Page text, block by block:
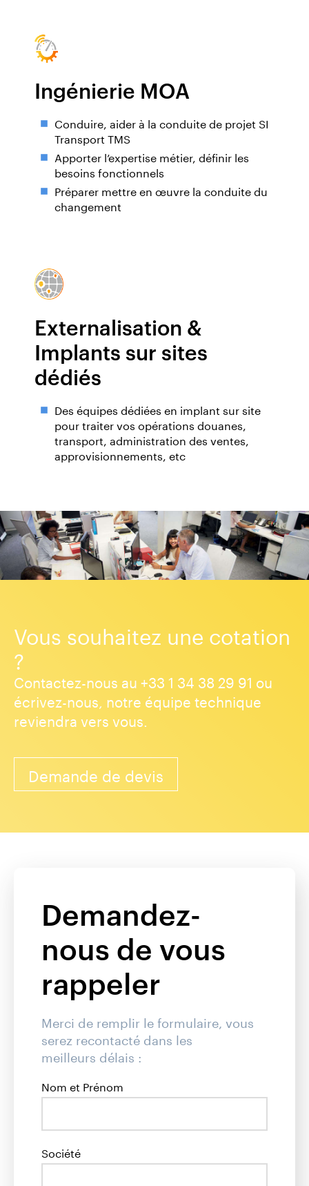
Ingénierie MOA
Conduire, aider à la conduite de projet SI
Transport TMS
Apporter l’expertise métier, définir les
besoins fonctionnels
Préparer mettre en œuvre la conduite du
changement
Externalisation &
Implants sur sites
dédiés
Des équipes dédiées en implant sur site
pour traiter vos opérations douanes,
transport, administration des ventes,
approvisionnements, etc
Vous souhaitez une cotation
?
Contactez-nous au +33 1 34 38 29 91 ou
écrivez-nous, notre équipe technique
reviendra vers vous.
Demande de devis
Demandez-
nous de vous
rappeler
Merci de remplir le formulaire, vous
serez recontacté dans les
meilleurs délais :
Nom et Prénom
Société